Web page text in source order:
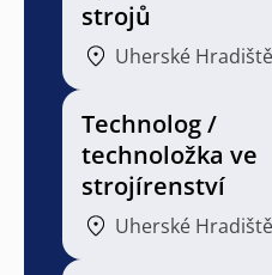
strojů
Uherské Hradiště
Technolog /
technoložka ve
strojírenství
Uherské Hradiště